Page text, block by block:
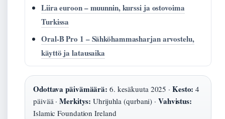
Liira euroon – muunnin, kurssi ja ostovoima
Turkissa
Oral-B Pro 1 – Sähköhammasharjan arvostelu,
käyttö ja latausaika
Odottava päivämäärä: 6. kesäkuuta 2025 · Kesto: 4
päivää ·Merkitys: Uhrijuhla (qurbani) · Vahvistus:
Islamic Foundation Ireland